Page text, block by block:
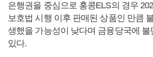
은행권을 중심으로 홍콩ELS의 경우
보호법 시행 이후 판매된 상품인 만큼
생했을 가능성이 낮다며 금융당국에 불
있다.